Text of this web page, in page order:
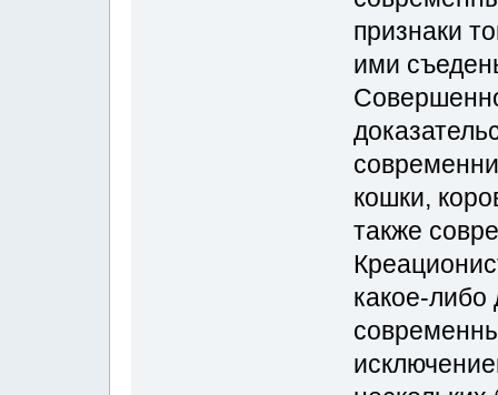
признаки
ими
кошки,
также
какое-либо